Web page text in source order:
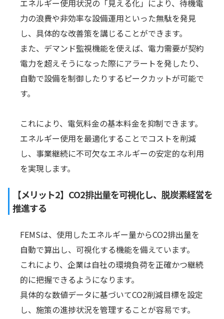
エネルギー使用状況の「見える化」により、待機電
力の浪費や非効率な設備運用といった無駄を発見
し、具体的な改善策を講じることができます。
また、デマンド監視機能を使えば、電力需要が契約
電力を超えそうになった際にアラートを発したり、
自動で設備を制御したりするピークカットが可能で
す。
これにより、電気料金の基本料金を抑制できます。
エネルギー使用を最適化することでコストを削減
し、事業継続に不可欠なエネルギーの安定的な利用
を実現します。
【メリット2】CO2排出量を可視化し、脱炭素経営を
推進する
FEMSは、使用したエネルギー量からCO2排出量を
自動で算出し、可視化する機能を備えています。
これにより、企業は自社の環境負荷を正確かつ継続
的に把握できるようになります。
具体的な数値データに基づいてCO2削減目標を設定
し、施策の進捗状況を管理することが容易です。